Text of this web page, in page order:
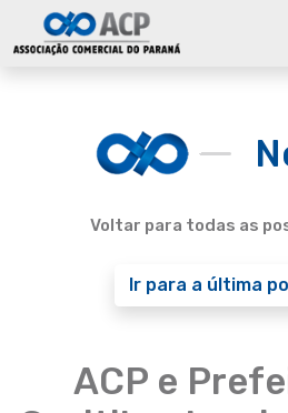
Voltar para todas as
Ir para a última
ACP e